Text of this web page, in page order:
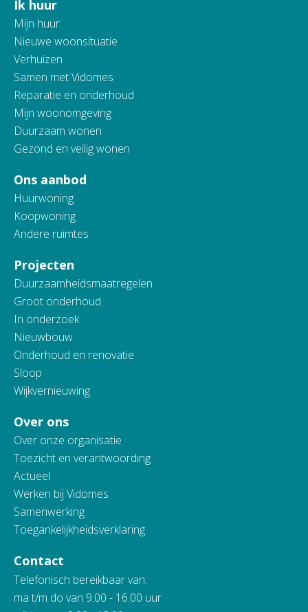
Contactinformatie
Ik huur
Mijn huur
Nieuwe woonsituatie
Verhuizen
Samen met Vidomes
Reparatie en onderhoud
Mijn woonomgeving
Duurzaam wonen
Gezond en veilig wonen
Ons aanbod
Huurwoning
Koopwoning
Andere ruimtes
Projecten
Duurzaamheidsmaatregelen
Groot onderhoud
In onderzoek
Nieuwbouw
Onderhoud en renovatie
Sloop
Wijkvernieuwing
Over ons
Over onze organisatie
Toezicht en verantwoording
Actueel
Werken bij Vidomes
Samenwerking
Toegankelijkheidsverklaring
Contact
Telefonisch bereikbaar van:
ma t/m do van 9.00 - 16.00 uur